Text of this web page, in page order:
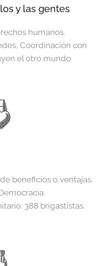
y las gentes
humanos.
Coordinación con
el otro mundo
beneficios o ventajas.
388 brigastistas.